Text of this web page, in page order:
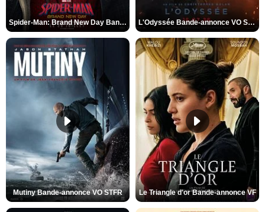
Spider-Man: Brand New Day Bande-annonce VO STFR L'Odyssée Bande-annonce VO STFR
Mutiny Bande-annonce VO STFR Le Triangle d'or Bande-annonce VF